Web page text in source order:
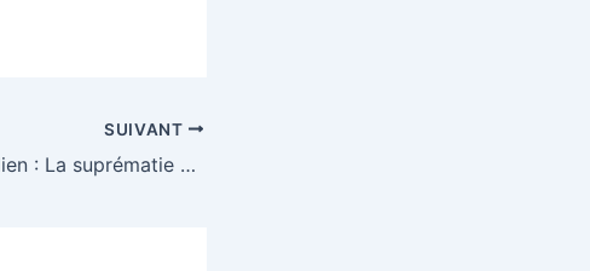
SUIVANT
Classico malien : La suprématie du Stade malien sur le Djoliba AC